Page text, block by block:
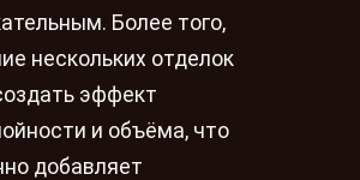
Более того,
нескольких отделок
эффект
и объёма, что
добавляет